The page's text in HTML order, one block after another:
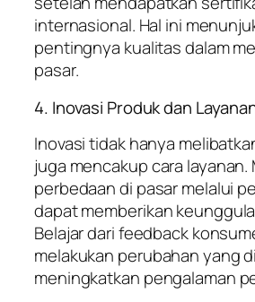
internasional. Hal ini
pentingnya kualitas dalam
pasar.
4. Inovasi Produk dan
Inovasi tidak hanya
juga mencakup cara
perbedaan di pasar melalui
dapat memberikan
Belajar dari feedback
melakukan perubahan yang
meningkatkan pengalaman